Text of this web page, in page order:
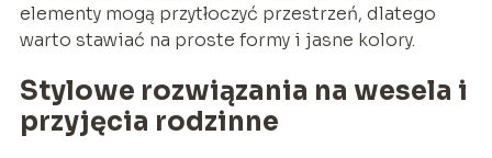
elementy mogą przytłoczyć przestrzeń, dlatego
warto stawiać na proste formy i jasne kolory.
Stylowe rozwiązania na wesela i
przyjęcia rodzinne